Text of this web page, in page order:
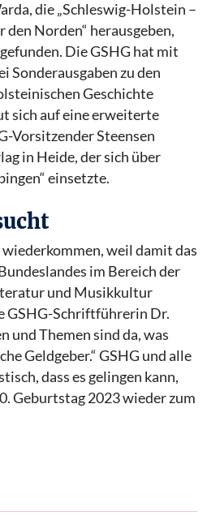
die „Schleswig-Holstein –
Norden“ herausgeben,
Die GSHG hat mit
Sonderausgaben zu den
Geschichte
sich auf eine erweiterte
Vorsitzender Steensen
in Heide, der sich über
einsetzte.
weil damit das
im Bereich der
und Musikkultur
GSHG-Schriftführerin Dr.
und Themen sind da, was
Geldgeber.“ GSHG und alle
dass es gelingen kann,
Geburtstag 2023 wieder zum